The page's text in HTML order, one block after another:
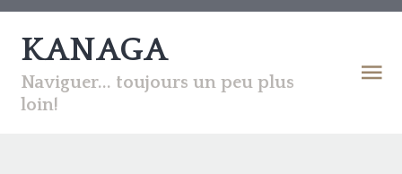
KANAGA
Naviguer... toujours un peu plus
loin!